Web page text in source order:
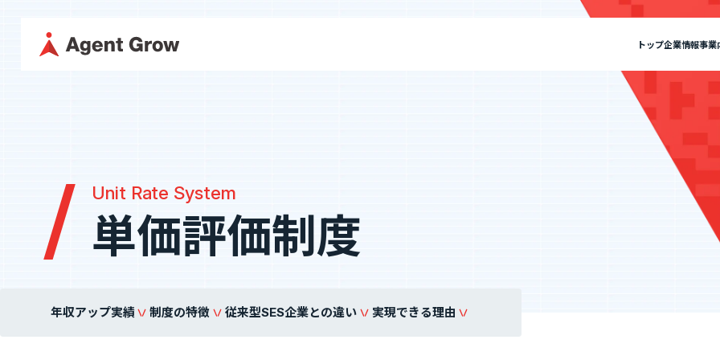
会社概要
健康経営宣言
カジュアル面談
フォームへ
”新SES企業”の制度
IRライブラリ
トップ企業情報事業
代表メッセージ ミッション・ビジョン・バリュー
役員紹介
沿革
事業内容
Unit Rate System
単価評価制度
年収アップ実績 制度の特徴 従来型SES企業との違い 実現できる理由